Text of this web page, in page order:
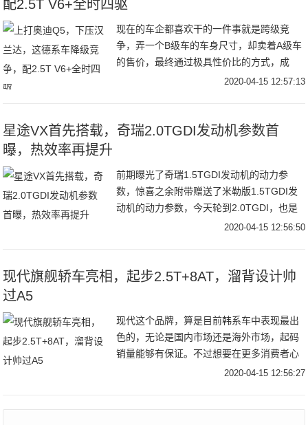
配2.5T V6+全时四驱
现在的车企都喜欢干的一件事就是跨级竞
争，弄一个B级车的车身尺寸，却卖着A级车
的售价，最终通过极具性价比的方式，成
功"抢夺"了A级车的"面包"。这一点在竞争激
紧凑型SUV，但车内空间却丝毫不逊色中型
也深深刺激了一波销量。
2020-04-15 12:57:13
星途VX首先搭载，奇瑞2.0TGDI发动机参数首
曝，热效率再提升
前期曝光了奇瑞1.5TGDI发动机的动力参
数，惊喜之余附带赠送了米勒版1.5TGDI发
动机的动力参数，今天轮到2.0TGDI，也是
大家颇为关注的一款大排量机型（当然这个
构开发而来，1.5TGDI是略微缩缸的话，那
数据说话，其实这些也不是普通消费者关心
的重点，重点还是动力参数本身，毕竟上路
之后实实在在的动力储备比技术细节更吸引
2020-04-15 12:56:50
现代旗舰轿车亮相，起步2.5T+8AT，溜背设计帅
过A5
现代这个品牌，算是目前韩系车中表现最出
色的，无论是国内市场还是海外市场，起码
销量能够有保证。不过想要在更多消费者心
目中留下好印象，就得走高端路线，为何说
2020-04-15 12:56:27